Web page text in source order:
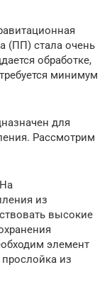
(ПП) стала очень
обработке,
минимум
для
Рассмотрим
из
высокие
элемент
из